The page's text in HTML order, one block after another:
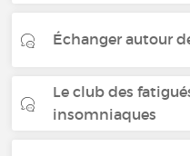
Échanger autour
Le club des
insomniaques